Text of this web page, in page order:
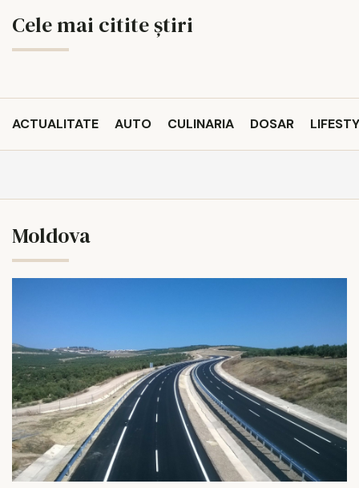
Cele mai citite știri
ACTUALITATE AUTO CULINARIA DOSAR
Moldova